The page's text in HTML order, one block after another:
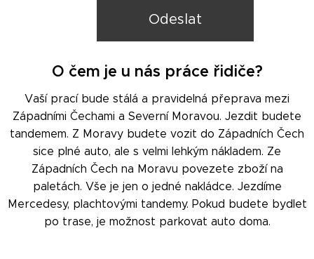
Odeslat
O čem je u nás práce řidiče?
Vaší prací bude stálá a pravidelná přeprava mezi
Západními Čechami a Severní Moravou. Jezdit budete
tandemem. Z Moravy budete vozit do Západních Čech
sice plné auto, ale s velmi lehkým nákladem. Ze
Západních Čech na Moravu povezete zboží na
paletách. Vše je jen o jedné nakládce. Jezdíme
Mercedesy, plachtovými tandemy. Pokud budete bydlet
po trase, je možnost parkovat auto doma.